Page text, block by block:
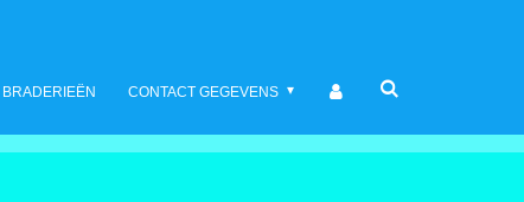
CONTACT GEGEVENS